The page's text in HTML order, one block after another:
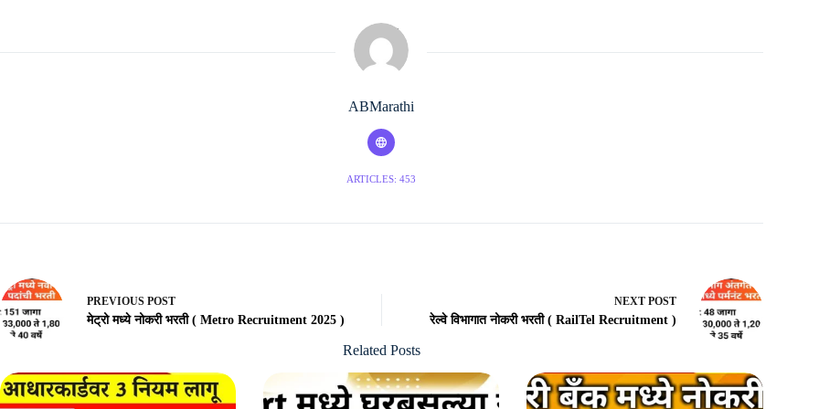
ABMarathi
ARTICLES: 453
PREVIOUS POST
मेट्रो मध्ये नोकरी भरती ( Metro Recruitment 2025 )
NEXT POST
रेल्वे विभागात नोकरी भरती ( RailTel Recruitment )
Related Posts